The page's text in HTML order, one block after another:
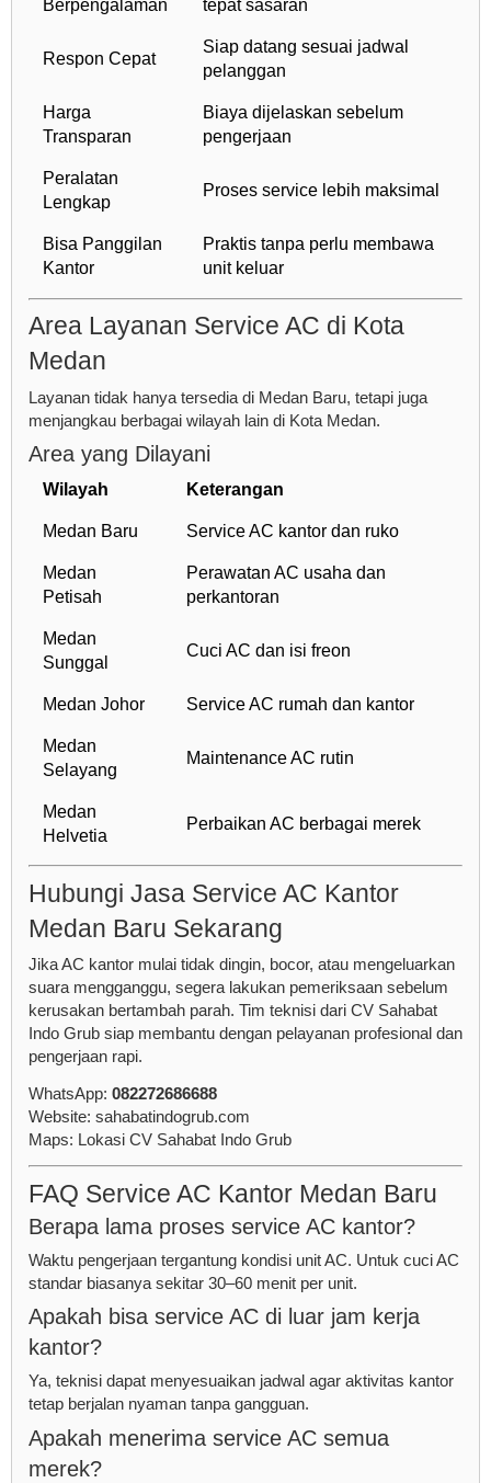
Berpengalaman tepat sasaran
Respon Cepat
Siap datang sesuai jadwal
pelanggan
Harga
Transparan
Biaya dijelaskan sebelum
pengerjaan
Peralatan
Lengkap
Proses service lebih maksimal
Bisa Panggilan
Kantor
Praktis tanpa perlu membawa
unit keluar
Area Layanan Service AC di Kota
Medan
Layanan tidak hanya tersedia di Medan Baru, tetapi juga
menjangkau berbagai wilayah lain di Kota Medan.
Area yang Dilayani
Wilayah Keterangan
Medan Baru Service AC kantor dan ruko
Medan
Petisah
Perawatan AC usaha dan
perkantoran
Medan
Sunggal
Cuci AC dan isi freon
Medan Johor Service AC rumah dan kantor
Medan
Selayang
Maintenance AC rutin
Medan
Helvetia
Perbaikan AC berbagai merek
Hubungi Jasa Service AC Kantor
Medan Baru Sekarang
Jika AC kantor mulai tidak dingin, bocor, atau mengeluarkan
suara mengganggu, segera lakukan pemeriksaan sebelum
kerusakan bertambah parah. Tim teknisi dari CV Sahabat
Indo Grub siap membantu dengan pelayanan profesional dan
pengerjaan rapi.
WhatsApp: 082272686688
Website: sahabatindogrub.com
Maps: Lokasi CV Sahabat Indo Grub
FAQ Service AC Kantor Medan Baru
Berapa lama proses service AC kantor?
Waktu pengerjaan tergantung kondisi unit AC. Untuk cuci AC
standar biasanya sekitar 30–60 menit per unit.
Apakah bisa service AC di luar jam kerja
kantor?
Ya, teknisi dapat menyesuaikan jadwal agar aktivitas kantor
tetap berjalan nyaman tanpa gangguan.
Apakah menerima service AC semua
merek?